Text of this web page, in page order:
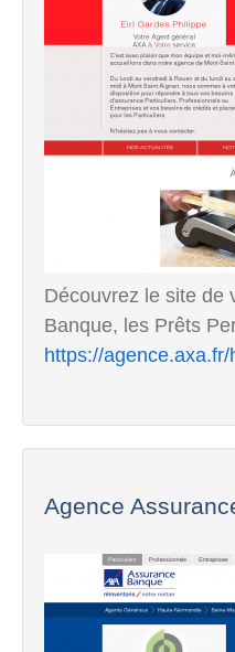
Découvrez le site de
Banque, les Prêts
https://
Agence